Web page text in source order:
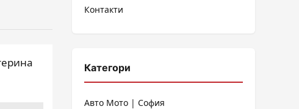
Контакти
Категори
Авто Мото | София